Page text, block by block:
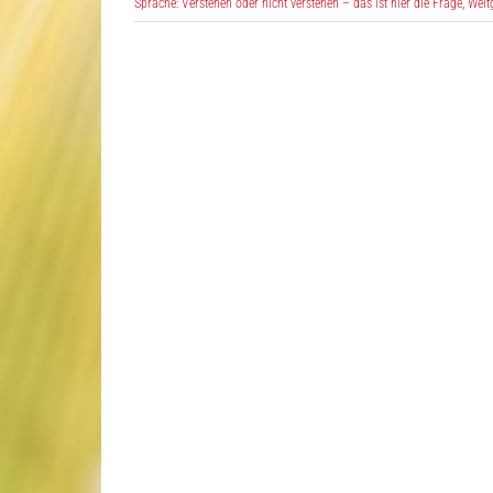
Sprache: Verstehen oder nicht verstehen – das ist hier die Frage,